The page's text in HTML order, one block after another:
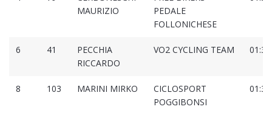
MAURIZIO
PEDALE
FOLLONICHESE
6 41
PECCHIA
RICCARDO
VO2 CYCLING TEAM
8 103 MARINI MIRKO
CICLOSPORT
POGGIBONSI